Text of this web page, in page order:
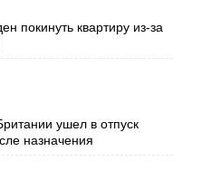
покинуть квартиру из-за
ушел в отпуск
назначения